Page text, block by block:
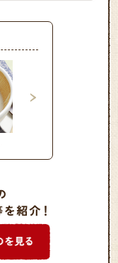
きゃべつ饅頭ごま風味